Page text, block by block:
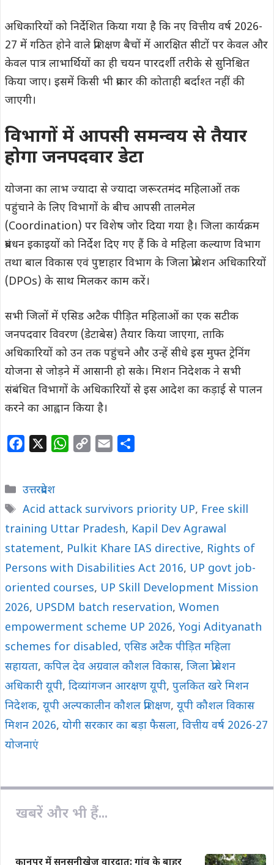
अधिकारियों को निर्देशित किया गया है कि नए वित्तीय वर्ष 2026-
27 में गठित होने वाले प्रशिक्षण बैचों में आरक्षित सीटों पर केवल और
केवल पात्र लाभार्थियों का ही चयन पारदर्शी तरीके से सुनिश्चित
किया जाए। इसमें किसी भी प्रकार की कोताही बर्दाश्त नहीं की
जाएगी।
विभागों में आपसी समन्वय से तैयार
होगा जनपदवार डेटा
योजना का लाभ ज्यादा से ज्यादा जरूरतमंद महिलाओं तक
पहुंचाने के लिए विभागों के बीच आपसी तालमेल
(Coordination) पर विशेष जोर दिया गया है। जिला कार्यक्रम
प्रबंधन इकाइयों को निर्देश दिए गए हैं कि वे महिला कल्याण विभाग
तथा बाल विकास एवं पुष्टाहार विभाग के जिला प्रोबेशन अधिकारियों
(DPOs) के साथ मिलकर काम करें।
सभी जिलों में एसिड अटैक पीड़ित महिलाओं का एक सटीक
जनपदवार विवरण (डेटाबेस) तैयार किया जाएगा, ताकि
अधिकारियों को उन तक पहुंचने और उन्हें सीधे इस मुफ्त ट्रेनिंग
योजना से जोड़ने में आसानी हो सके। मिशन निदेशक ने सभी
संबंधित विभागों के अधिकारियों से इस आदेश का कड़ाई से पालन
करने का आह्वान किया है।
e
b
o
o
k
W
s
A
p
p
L
i
n
k
l
e
Categories
उत्तरप्रदेश
Tags
Acid attack survivors priority UP, Free skill
training Uttar Pradesh, Kapil Dev Agrawal
statement, Pulkit Khare IAS directive, Rights of
Persons with Disabilities Act 2016, UP govt job-
oriented courses, UP Skill Development Mission
2026, UPSDM batch reservation, Women
empowerment scheme UP 2026, Yogi Adityanath
schemes for disabled, एसिड अटैक पीड़ित महिला
सहायता, कपिल देव अग्रवाल कौशल विकास, जिला प्रोबेशन
अधिकारी यूपी, दिव्यांगजन आरक्षण यूपी, पुलकित खरे मिशन
निदेशक, यूपी अल्पकालीन कौशल प्रशिक्षण, यूपी कौशल विकास
मिशन 2026, योगी सरकार का बड़ा फैसला, वित्तीय वर्ष 2026-27
योजनाएं
खबरें और भी हैं...